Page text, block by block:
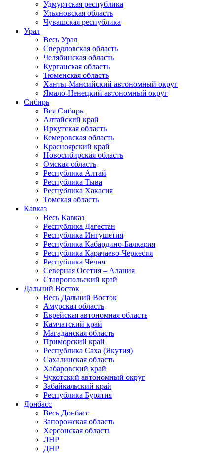
Удмуртская республика
Ульяновская область
Чувашская республика
Урал
Весь Урал
Свердловская область
Челябинская область
Курганская область
Тюменская область
Ханты-Мансийский автономный округ
Ямало-Ненецкий автономный округ
Сибирь
Вся Сибирь
Алтайский край
Иркутская область
Кемеровская область
Красноярский край
Новосибирская область
Омская область
Республика Алтай
Республика Тыва
Республика Хакасия
Томская область
Кавказ
Весь Кавказ
Республика Дагестан
Республика Ингушетия
Республика Кабардино-Балкария
Республика Карачаево-Черкесия
Республика Чечня
Северная Осетия – Алания
Ставропольский край
Дальний Восток
Весь Дальний Восток
Амурская область
Еврейская автономная область
Камчатский край
Магаданская область
Приморский край
Республика Саха (Якутия)
Сахалинская область
Хабаровский край
Чукотский автономный округ
Забайкальский край
Республика Бурятия
Донбасс
Весь Донбасс
Запорожская область
Херсонская область
ЛНР
ДНР